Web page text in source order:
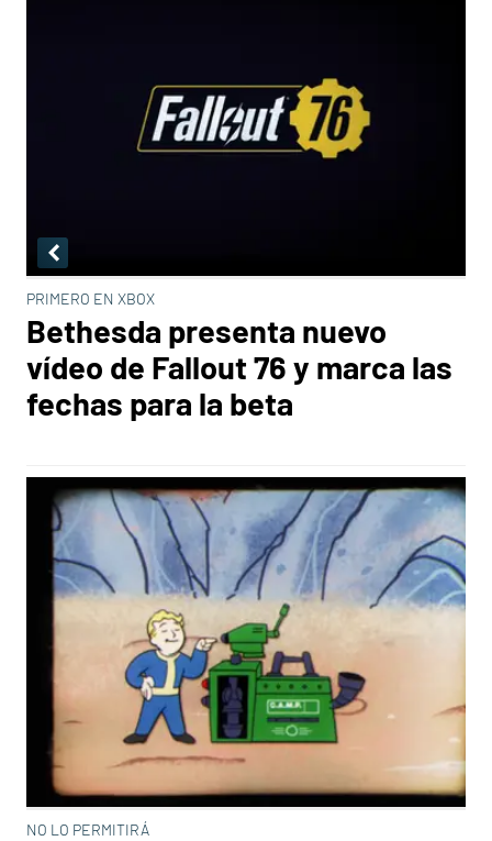
PRIMERO EN XBOX
Bethesda presenta nuevo
vídeo de Fallout 76 y marca las
fechas para la beta
NO LO PERMITIRÁ